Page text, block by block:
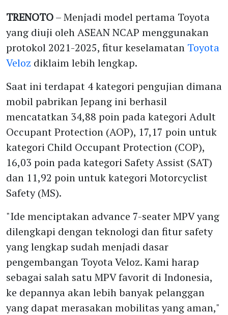
TRENOTO– Menjadi model pertama Toyota
yang diuji oleh ASEAN NCAP menggunakan
protokol 2021-2025, fitur keselamatan Toyota
Veloz diklaim lebih lengkap.
Saat ini terdapat 4 kategori pengujian dimana
mobil pabrikan Jepang ini berhasil
mencatatkan 34,88 poin pada kategori Adult
Occupant Protection (AOP), 17,17 poin untuk
kategori Child Occupant Protection (COP),
16,03 poin pada kategori Safety Assist (SAT)
dan 11,92 poin untuk kategori Motorcyclist
Safety (MS).
"Ide menciptakan advance 7-seater MPV yang
dilengkapi dengan teknologi dan fitur safety
yang lengkap sudah menjadi dasar
pengembangan Toyota Veloz. Kami harap
sebagai salah satu MPV favorit di Indonesia,
ke depannya akan lebih banyak pelanggan
yang dapat merasakan mobilitas yang aman,"